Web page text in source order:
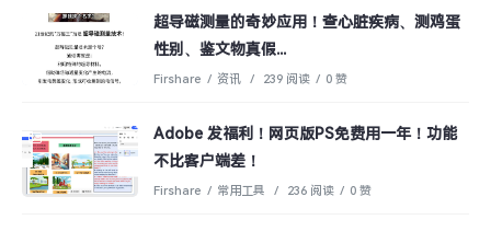
超导磁测量的奇妙应用！查心脏疾病、测鸡蛋
性别、鉴文物真假...
Firshare / 资讯 / 239 阅读 / 0 赞
Adobe 发福利！网页版PS免费用一年！功能
不比客户端差！
Firshare / 常用工具 / 236 阅读 / 0 赞